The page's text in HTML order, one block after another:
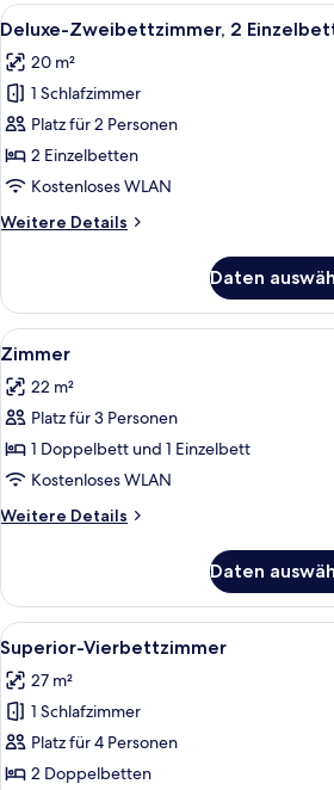
Alle
Fotos
für
Deluxe-
Zweibettzimmer,
2 Einzelbetten
anzeigen
Ein
6
Deluxe-Zweibettzimmer, 2
20 m²
1 Schlafzimmer
Platz für 2 Personen
2 Einzelbetten
Kostenloses WLAN
Weitere Details
Weitere
Zweibettzimmer,
2 Einzelbetten
Daten
Alle
Fotos
für
Zimmer
anzeigen
Ein
8
Zimmer
22 m²
Platz für 3 Personen
1 Doppelbett und 1 Einzelbett
Kostenloses WLAN
Weitere Details
Weitere
Daten
Alle
Fotos
für
Superior-
Vierbettzimmer
anzeigen
Ein
5
Superior-Vierbettzimmer
27 m²
1 Schlafzimmer
Platz für 4 Personen
2 Doppelbetten